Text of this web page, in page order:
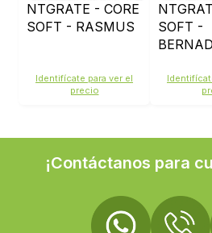
NTGRATE - CORE
SOFT - RASMUS
Identifícate para ver el
precio
SOFT -
¡Contáctanos para